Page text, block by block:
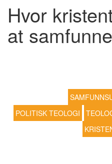
Hvor
at
POLITISK TEOLOGI